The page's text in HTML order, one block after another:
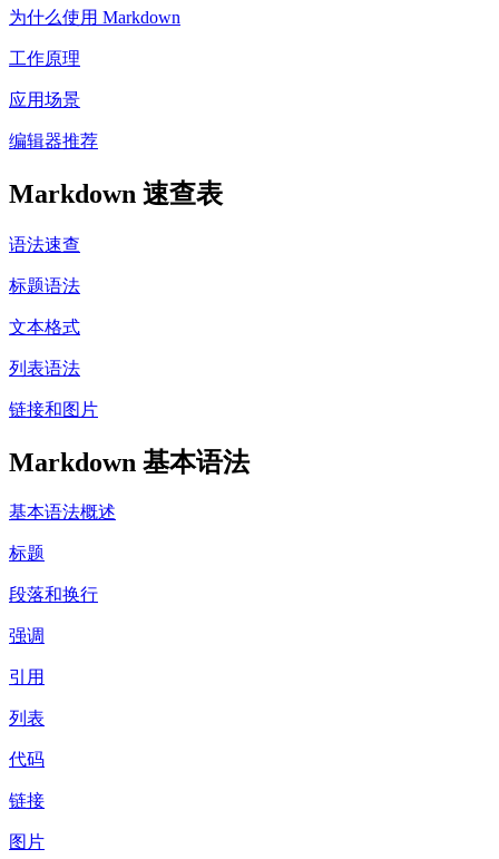
为什么使用 Markdown
工作原理
应用场景
编辑器推荐
Markdown 速查表
语法速查
标题语法
文本格式
列表语法
链接和图片
Markdown 基本语法
基本语法概述
标题
段落和换行
强调
引用
列表
代码
链接
图片